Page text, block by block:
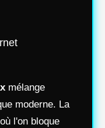
mélange
moderne. La
l'on bloque